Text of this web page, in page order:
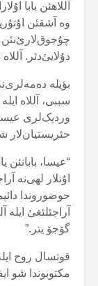
آللاهئن بابا
وە آشقئن
چۇجوق‌لارئ‌نئن
دۇلایئ‌دئر.
بؤیلە
سببی، آللاە ایلە
وردیک‌لری
حئریستیان‌لار
“عیسا، بابانئن
اۇنلار لهی‌نە
حوضوروندا
آراجئلئغئ ایلە
گۆجۆ یتر.”
قوتسال روح
مکتوبوندا شو